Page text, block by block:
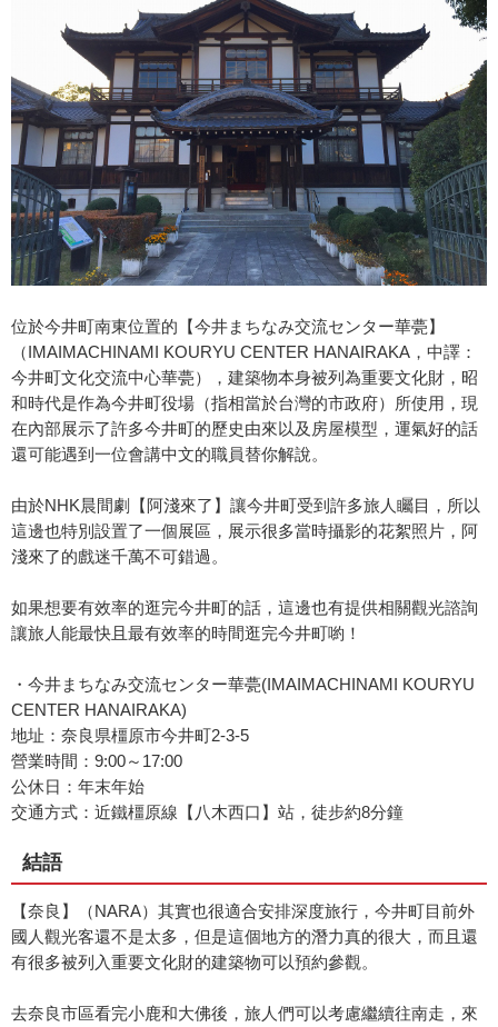
位於今井町南東位置的【今井まちなみ交流センター華甍】
（IMAIMACHINAMI KOURYU CENTER HANAIRAKA，中譯：
今井町文化交流中心華甍），建築物本身被列為重要文化財，昭
和時代是作為今井町役場（指相當於台灣的市政府）所使用，現
在內部展示了許多今井町的歷史由來以及房屋模型，運氣好的話
還可能遇到一位會講中文的職員替你解說。
由於NHK晨間劇【阿淺來了】讓今井町受到許多旅人矚目，所以
這邊也特別設置了一個展區，展示很多當時攝影的花絮照片，阿
淺來了的戲迷千萬不可錯過。
如果想要有效率的逛完今井町的話，這邊也有提供相關觀光諮詢
讓旅人能最快且最有效率的時間逛完今井町喲！
・今井まちなみ交流センター華甍(IMAIMACHINAMI KOURYU
CENTER HANAIRAKA)
地址：奈良県橿原市今井町2-3-5
營業時間：9:00～17:00
公休日：年末年始
交通方式：近鐵橿原線【八木西口】站，徒步約8分鐘
結語
【奈良】（NARA）其實也很適合安排深度旅行，今井町目前外
國人觀光客還不是太多，但是這個地方的潛力真的很大，而且還
有很多被列入重要文化財的建築物可以預約參觀。
去奈良市區看完小鹿和大佛後，旅人們可以考慮繼續往南走，來